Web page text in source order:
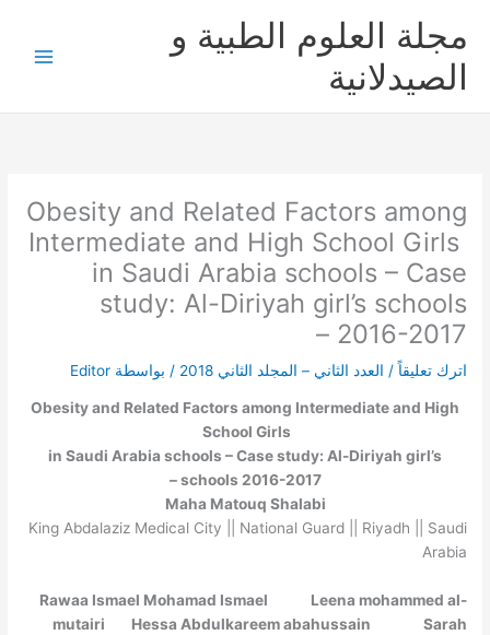
المحتوى
مجلة العلوم الطبية و
الصيدلانية
Obesity and Related Factors among
Intermediate and High School Girls
in Saudi Arabia schools – Case
study: Al-Diriyah girl’s schools
2016-2017 –
اترك تعليقاً / العدد الثاني – المجلد الثاني 2018 / بواسطة Editor
Obesity and Related Factors among Intermediate and High
School Girls
in Saudi Arabia schools – Case study: Al-Diriyah girl’s
schools 2016-2017 –
Maha Matouq Shalabi
King Abdalaziz Medical City || National Guard || Riyadh || Saudi
Arabia
Rawaa Ismael Mohamad Ismael Leena mohammed al-
mutairi Hessa Abdulkareem abahussain Sarah